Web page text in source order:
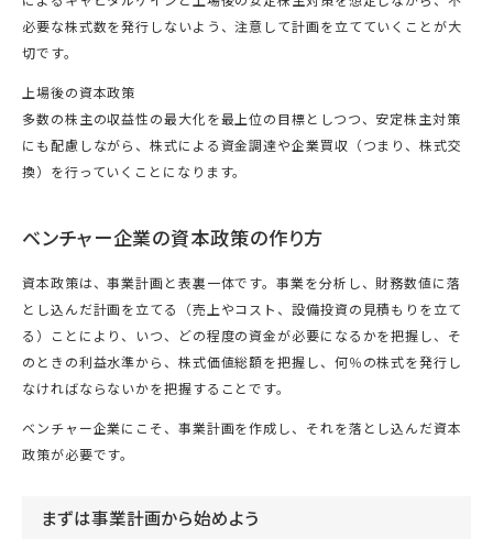
必要な株式数を発行しないよう、注意して計画を立てていくことが大
切です。
上場後の資本政策
多数の株主の収益性の最大化を最上位の目標としつつ、安定株主対策
にも配慮しながら、株式による資金調達や企業買収（つまり、株式交
換）を行っていくことになります。
ベンチャー企業の資本政策の作り方
資本政策は、事業計画と表裏一体です。事業を分析し、財務数値に落
とし込んだ計画を立てる（売上やコスト、設備投資の見積もりを立て
る）ことにより、いつ、どの程度の資金が必要になるかを把握し、そ
のときの利益水準から、株式価値総額を把握し、何％の株式を発行し
なければならないかを把握することです。
ベンチャー企業にこそ、事業計画を作成し、それを落とし込んだ資本
政策が必要です。
まずは事業計画から始めよう